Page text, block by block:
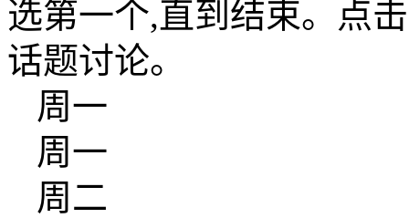
选第一个,直到结束。点
话题讨论。
周一
周一
周二